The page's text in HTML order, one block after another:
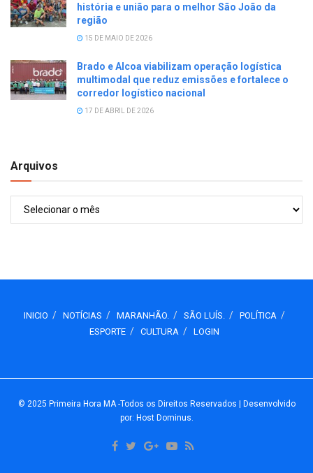
história e união para o melhor São João da
região
15 DE MAIO DE 2026
Brado e Alcoa viabilizam operação logística
multimodal que reduz emissões e fortalece o
corredor logístico nacional
17 DE ABRIL DE 2026
Arquivos
INICIO NOTÍCIAS MARANHÃO. SÃO LUÍS.
POLÍTICA
ESPORTE
CULTURA LOGIN
© 2025 Primeira Hora MA-Todos os Direitos Reservados | Desenvolvido
por: Host Dominus